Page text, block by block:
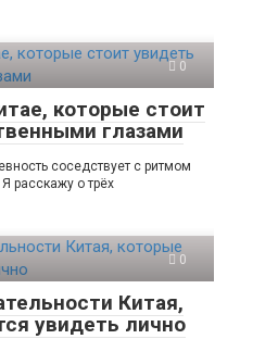
0
которые стоит
глазами
соседствует с ритмом
расскажу о трёх
0
Китая,
увидеть лично